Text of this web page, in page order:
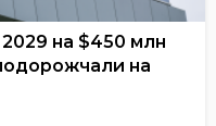
на $450 млн
подорожчали на